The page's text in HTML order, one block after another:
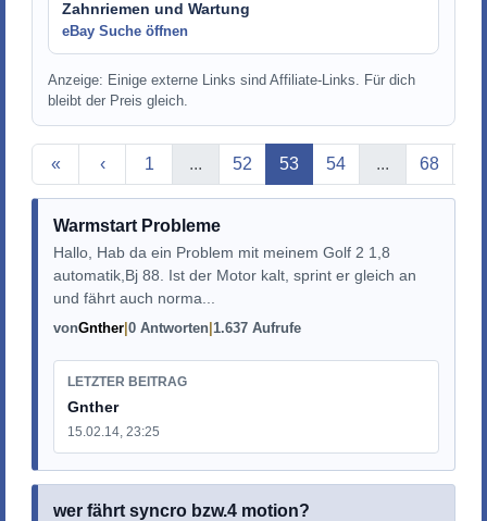
Zahnriemen und Wartung
eBay Suche öffnen
Anzeige: Einige externe Links sind Affiliate-Links. Für dich
bleibt der Preis gleich.
« ‹ 1 ... 52 Aktuelle Seite
53 54 ... 68
Warmstart Probleme
Hallo, Hab da ein Problem mit meinem Golf 2 1,8
automatik,Bj 88. Ist der Motor kalt, sprint er gleich an
und fährt auch norma...
vonGnther 0 Antworten 1.637 Aufrufe
LETZTER BEITRAG
Gnther
15.02.14, 23:25
wer fährt syncro bzw.4 motion?